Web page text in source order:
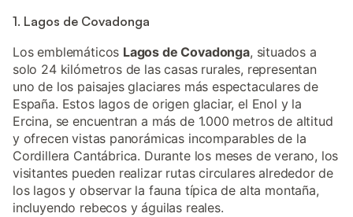
1. Lagos de Covadonga
Los emblemáticos Lagos de Covadonga, situados a
solo 24 kilómetros de las casas rurales, representan
uno de los paisajes glaciares más espectaculares de
España. Estos lagos de origen glaciar, el Enol y la
Ercina, se encuentran a más de 1.000 metros de altitud
y ofrecen vistas panorámicas incomparables de la
Cordillera Cantábrica. Durante los meses de verano, los
visitantes pueden realizar rutas circulares alrededor de
los lagos y observar la fauna típica de alta montaña,
incluyendo rebecos y águilas reales.